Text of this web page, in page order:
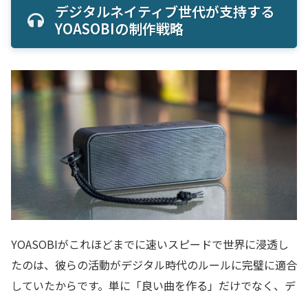
デジタルネイティブ世代が支持する
YOASOBIの制作戦略
YOASOBIがこれほどまでに速いスピードで世界に浸透し
たのは、彼らの活動がデジタル時代のルールに完璧に適合
していたからです。単に「良い曲を作る」だけでなく、デ